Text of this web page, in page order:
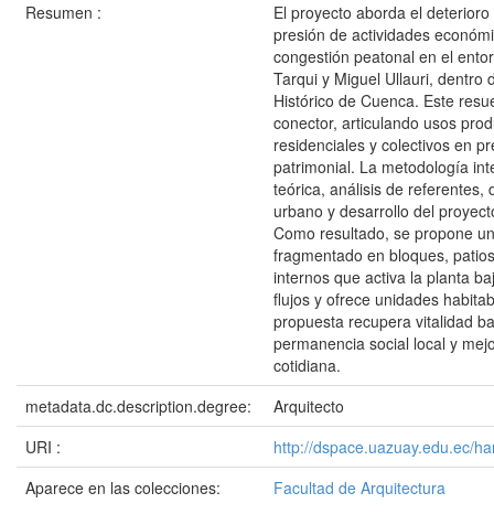
Resumen :
El proyecto aborda el
presión de actividades
congestión peatonal en el
Tarqui y Miguel Ullauri, dentro
Histórico de Cuenca. Este
conector, articulando usos
residenciales y colectivos en
patrimonial. La metodología
teórica, análisis de referentes,
urbano y desarrollo del
Como resultado, se propone
fragmentado en bloques,
internos que activa la planta
flujos y ofrece unidades
propuesta recupera vitalidad
permanencia social local y
cotidiana.
metadata.dc.description.degree:
Arquitecto
URI :
http://dspace.uazuay.edu.ec/
Aparece en las colecciones:
Facultad de Arquitectura